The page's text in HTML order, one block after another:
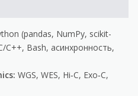
(pandas, NumPy, scikit-
C++, Bash, асинхронность,
WGS, WES, Hi‑C, Exo‑C,